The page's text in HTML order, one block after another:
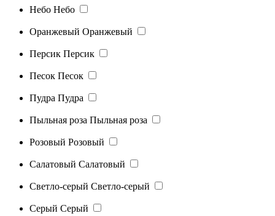
Небо Небо
Оранжевый Оранжевый
Персик Персик
Песок Песок
Пудра Пудра
Пыльная роза Пыльная роза
Розовый Розовый
Салатовый Салатовый
Светло-серый Светло-серый
Серый Серый